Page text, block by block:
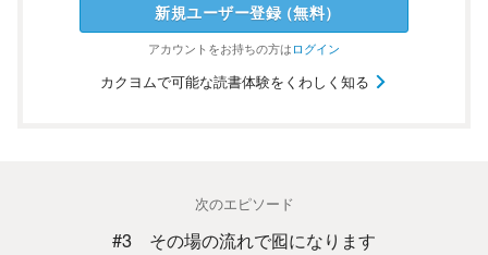
新規ユーザー登録（無料）
アカウントをお持ちの方はログイン
カクヨムで可能な読書体験をくわしく知る
次のエピソード
#3 その場の流れで囮になります